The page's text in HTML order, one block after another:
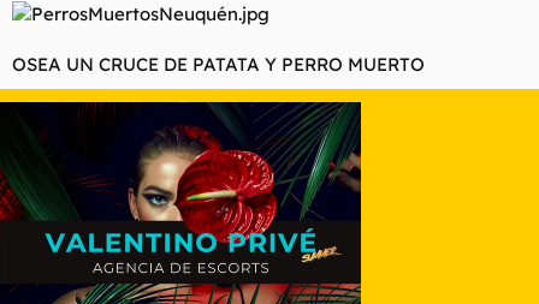
OSEA UN CRUCE DE PATATA Y PERRO MUERTO